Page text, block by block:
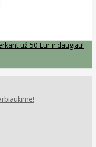
už 50 Eur ir daugiau!